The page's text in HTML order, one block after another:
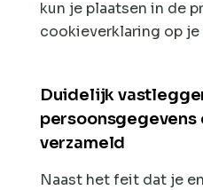
kun je plaatsen in de
cookieverklaring op je
Duidelijk
persoonsgegevens
verzameld
Naast het feit dat je